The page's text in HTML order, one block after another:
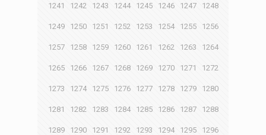
1241 1242 1243 1244 1245 1246 1247 1248
1249 1250 1251 1252 1253 1254 1255 1256
1257 1258 1259 1260 1261 1262 1263 1264
1265 1266 1267 1268 1269 1270 1271 1272
1273 1274 1275 1276 1277 1278 1279 1280
1281 1282 1283 1284 1285 1286 1287 1288
1289 1290 1291 1292 1293 1294 1295 1296